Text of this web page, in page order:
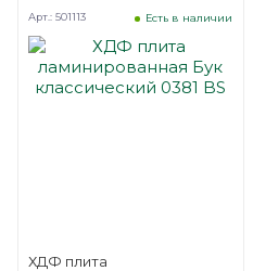
ХДФ плита
Есть в наличии
Арт.: 501113